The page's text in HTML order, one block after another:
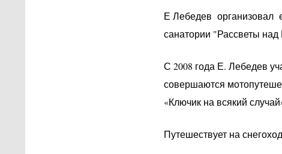
Е Лебедев организовал
санатории "Рассветы
С 2008 года Е. Лебедев
совершаются
«Ключик на всякий
Путешествует на